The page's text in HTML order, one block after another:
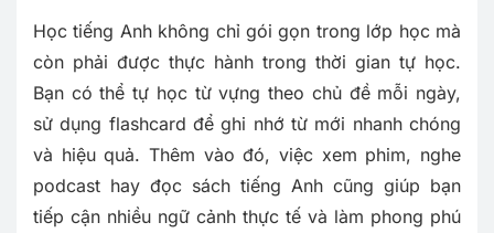
Học tiếng Anh không chỉ gói gọn trong lớp học mà
còn phải được thực hành trong thời gian tự học.
Bạn có thể tự học từ vựng theo chủ đề mỗi ngày,
sử dụng flashcard để ghi nhớ từ mới nhanh chóng
và hiệu quả. Thêm vào đó, việc xem phim, nghe
podcast hay đọc sách tiếng Anh cũng giúp bạn
tiếp cận nhiều ngữ cảnh thực tế và làm phong phú